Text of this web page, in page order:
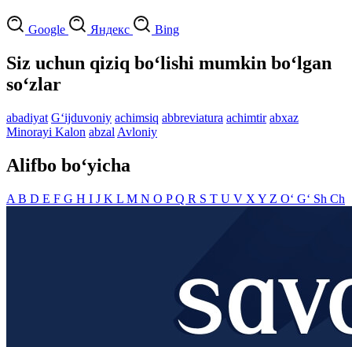
Google Яндекс Bing
Siz uchun qiziq bo‘lishi mumkin bo‘lgan
so‘zlar
abadiyat G‘ijduvoniy achimsiq abbreviatura achimtir abxaz
Minorayi Kalon abzal Avloniy
Alifbo bo‘yicha
A B D E F G H I J K L M N O PQ R S T U V X Y Z O‘ G‘ Sh Ch